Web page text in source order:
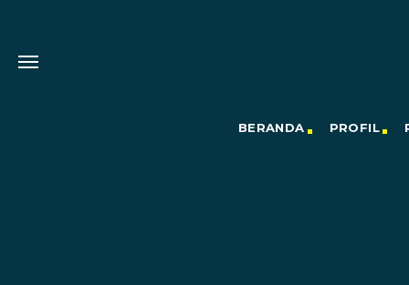
BERANDA PROFIL